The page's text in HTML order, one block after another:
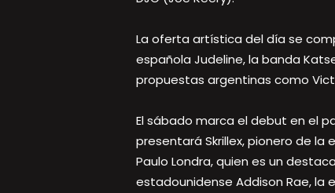
La oferta artística del día se
española Judeline, la banda
propuestas argentinas como
El sábado marca el debut en el
presentará Skrillex, pionero de
Paulo Londra, quien es un
estadounidense Addison Rae, la